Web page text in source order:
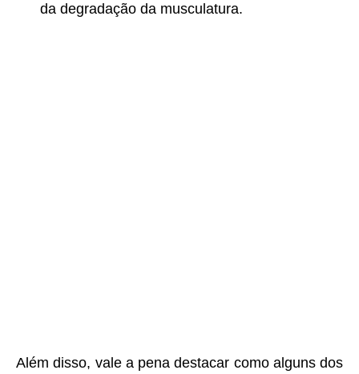
da degradação da musculatura.
Além disso, vale a pena destacar como alguns dos